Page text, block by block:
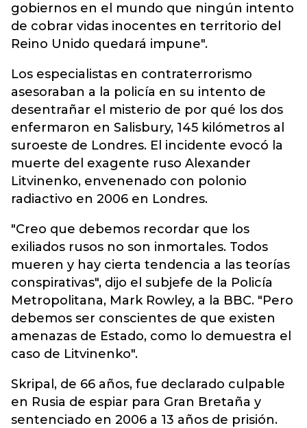
gobiernos en el mundo que ningún intento
de cobrar vidas inocentes en territorio del
Reino Unido quedará impune".
Los especialistas en contraterrorismo
asesoraban a la policía en su intento de
desentrañar el misterio de por qué los dos
enfermaron en Salisbury, 145 kilómetros al
suroeste de Londres. El incidente evocó la
muerte del exagente ruso Alexander
Litvinenko, envenenado con polonio
radiactivo en 2006 en Londres.
"Creo que debemos recordar que los
exiliados rusos no son inmortales. Todos
mueren y hay cierta tendencia a las teorías
conspirativas", dijo el subjefe de la Policía
Metropolitana, Mark Rowley, a la BBC. "Pero
debemos ser conscientes de que existen
amenazas de Estado, como lo demuestra el
caso de Litvinenko".
Skripal, de 66 años, fue declarado culpable
en Rusia de espiar para Gran Bretaña y
sentenciado en 2006 a 13 años de prisión.